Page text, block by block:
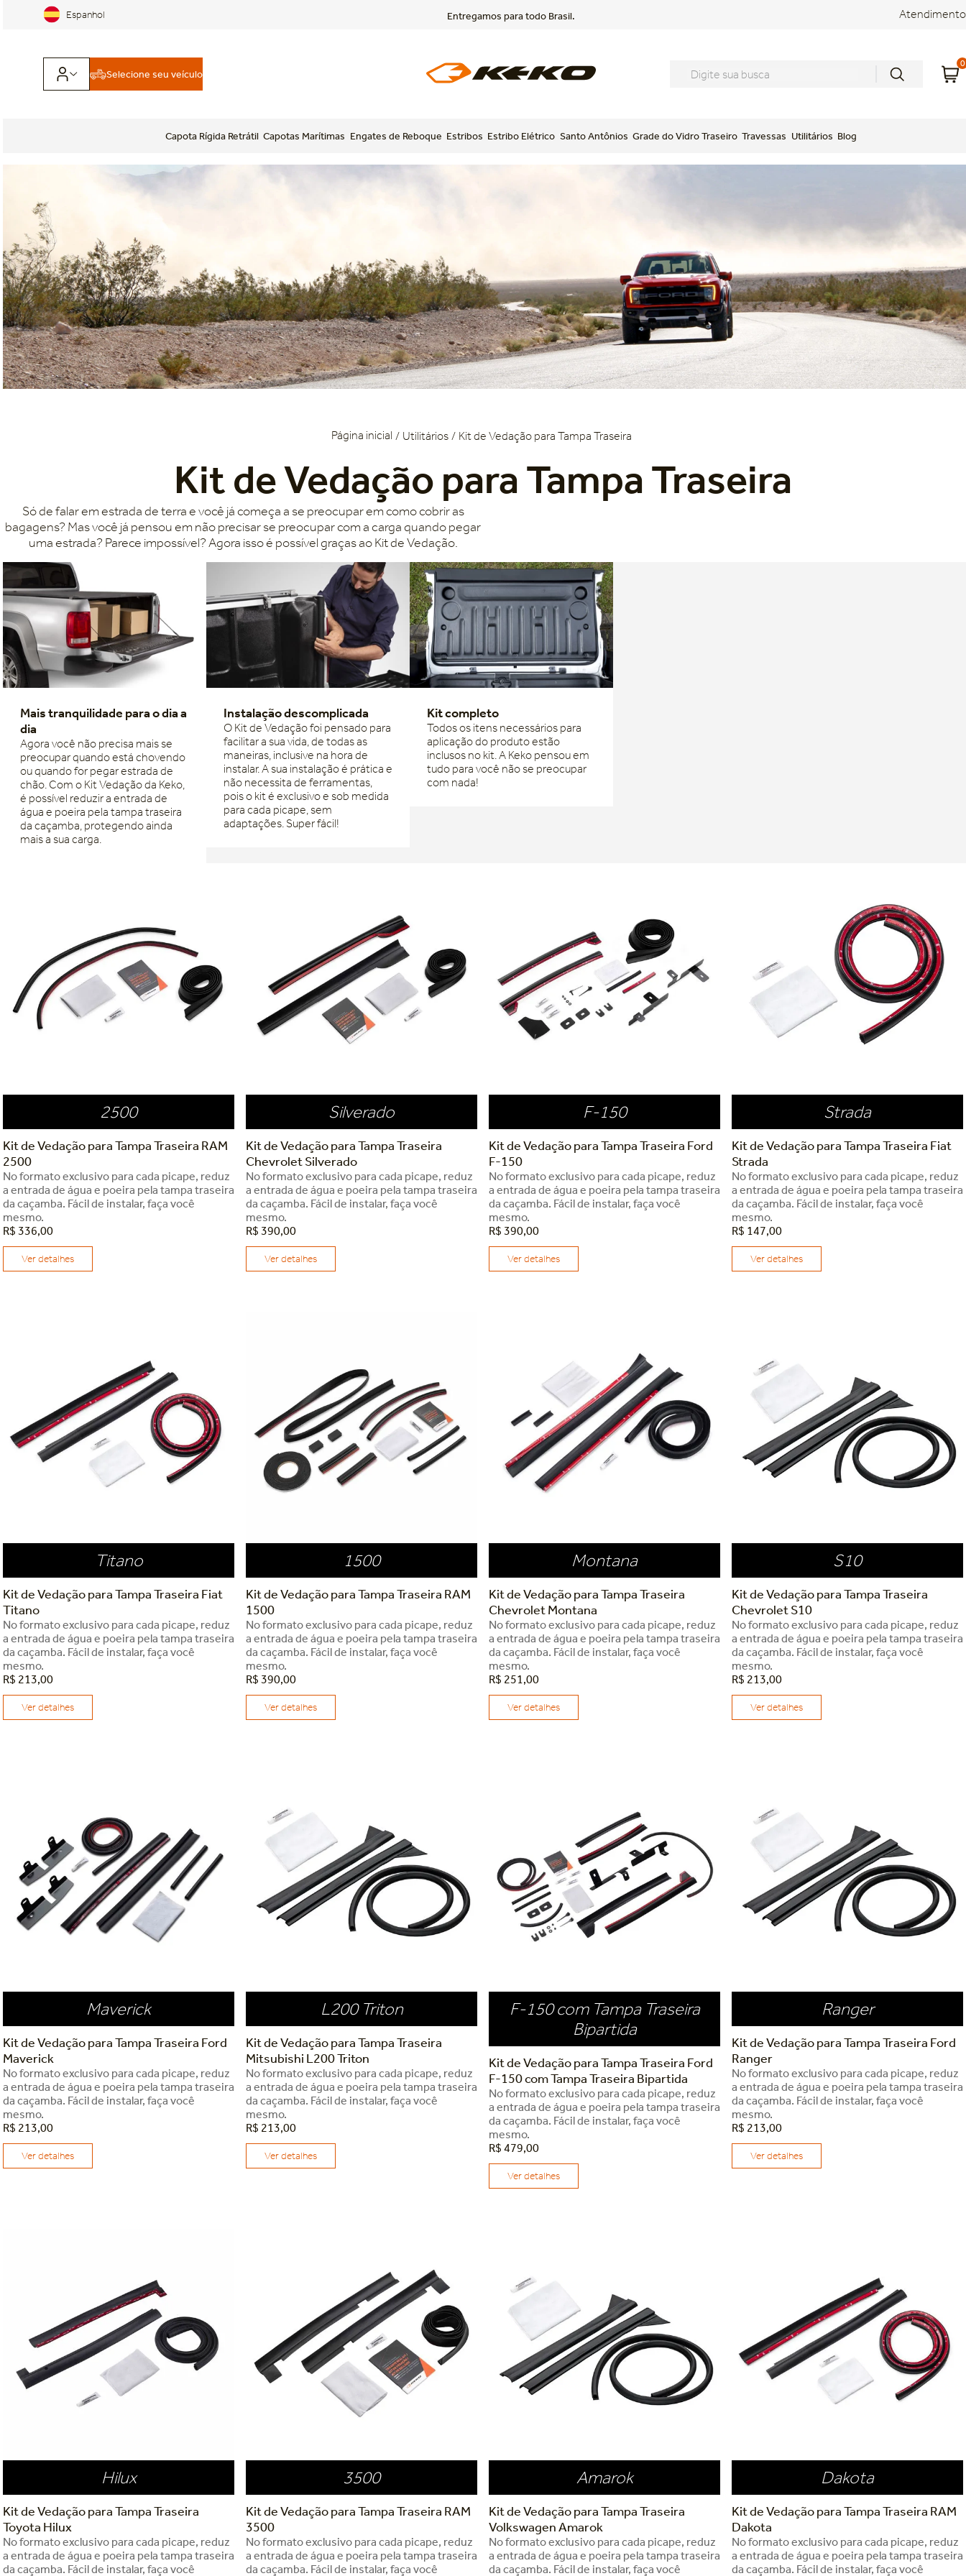
Entregamos para todo Brasil. Atendimento
Espanhol
Selecione seu veículo
0
Capota Rígida Retrátil Capotas Marítimas Engates de Reboque Estribos Estribo Elétrico Santo Antônios Grade do Vidro Traseiro Travessas Utilitários Blog
Utilitários Kit de Vedação para Tampa Traseira
Kit de Vedação para Tampa Traseira
Só de falar em estrada de terra e você já começa a se preocupar em como cobrir as
bagagens? Mas você já pensou em não precisar se preocupar com a carga quando pegar
uma estrada? Parece impossível? Agora isso é possível graças ao Kit de Vedação.
Mais tranquilidade para o dia a
dia
Agora você não precisa mais se
preocupar quando está chovendo
ou quando for pegar estrada de
chão. Com o Kit Vedação da Keko,
é possível reduzir a entrada de
água e poeira pela tampa traseira
da caçamba, protegendo ainda
mais a sua carga.
Instalação descomplicada
O Kit de Vedação foi pensado para
facilitar a sua vida, de todas as
maneiras, inclusive na hora de
instalar. A sua instalação é prática e
não necessita de ferramentas,
pois o kit é exclusivo e sob medida
para cada picape, sem
adaptações. Super fácil!
Kit completo
Todos os itens necessários para
aplicação do produto estão
inclusos no kit. A Keko pensou em
tudo para você não se preocupar
com nada!
2500
Kit de Vedação para Tampa Traseira RAM
2500
No formato exclusivo para cada picape, reduz
a entrada de água e poeira pela tampa traseira
da caçamba. Fácil de instalar, faça você
mesmo.
R$ 336,00
Ver detalhes
Silverado
Kit de Vedação para Tampa Traseira
Chevrolet Silverado
No formato exclusivo para cada picape, reduz
a entrada de água e poeira pela tampa traseira
da caçamba. Fácil de instalar, faça você
mesmo.
R$ 390,00
Ver detalhes
F-150
Kit de Vedação para Tampa Traseira Ford
F-150
No formato exclusivo para cada picape, reduz
a entrada de água e poeira pela tampa traseira
da caçamba. Fácil de instalar, faça você
mesmo.
R$ 390,00
Ver detalhes
Strada
Kit de Vedação para Tampa Traseira Fiat
Strada
No formato exclusivo para cada picape, reduz
a entrada de água e poeira pela tampa traseira
da caçamba. Fácil de instalar, faça você
mesmo.
R$ 147,00
Ver detalhes
Titano
Kit de Vedação para Tampa Traseira Fiat
Titano
No formato exclusivo para cada picape, reduz
a entrada de água e poeira pela tampa traseira
da caçamba. Fácil de instalar, faça você
mesmo.
R$ 213,00
Ver detalhes
1500
Kit de Vedação para Tampa Traseira RAM
1500
No formato exclusivo para cada picape, reduz
a entrada de água e poeira pela tampa traseira
da caçamba. Fácil de instalar, faça você
mesmo.
R$ 390,00
Ver detalhes
Montana
Kit de Vedação para Tampa Traseira
Chevrolet Montana
No formato exclusivo para cada picape, reduz
a entrada de água e poeira pela tampa traseira
da caçamba. Fácil de instalar, faça você
mesmo.
R$ 251,00
Ver detalhes
S10
Kit de Vedação para Tampa Traseira
Chevrolet S10
No formato exclusivo para cada picape, reduz
a entrada de água e poeira pela tampa traseira
da caçamba. Fácil de instalar, faça você
mesmo.
R$ 213,00
Ver detalhes
Maverick
Kit de Vedação para Tampa Traseira Ford
Maverick
No formato exclusivo para cada picape, reduz
a entrada de água e poeira pela tampa traseira
da caçamba. Fácil de instalar, faça você
mesmo.
R$ 213,00
Ver detalhes
L200 Triton
Kit de Vedação para Tampa Traseira
Mitsubishi L200 Triton
No formato exclusivo para cada picape, reduz
a entrada de água e poeira pela tampa traseira
da caçamba. Fácil de instalar, faça você
mesmo.
R$ 213,00
Ver detalhes
F-150 com Tampa Traseira
Bipartida
Kit de Vedação para Tampa Traseira Ford
F-150 com Tampa Traseira Bipartida
No formato exclusivo para cada picape, reduz
a entrada de água e poeira pela tampa traseira
da caçamba. Fácil de instalar, faça você
mesmo.
R$ 479,00
Ver detalhes
Ranger
Kit de Vedação para Tampa Traseira Ford
Ranger
No formato exclusivo para cada picape, reduz
a entrada de água e poeira pela tampa traseira
da caçamba. Fácil de instalar, faça você
mesmo.
R$ 213,00
Ver detalhes
Hilux
Kit de Vedação para Tampa Traseira
Toyota Hilux
No formato exclusivo para cada picape, reduz
a entrada de água e poeira pela tampa traseira
da caçamba. Fácil de instalar, faça você
3500
Kit de Vedação para Tampa Traseira RAM
3500
No formato exclusivo para cada picape, reduz
a entrada de água e poeira pela tampa traseira
da caçamba. Fácil de instalar, faça você
Amarok
Kit de Vedação para Tampa Traseira
Volkswagen Amarok
No formato exclusivo para cada picape, reduz
a entrada de água e poeira pela tampa traseira
da caçamba. Fácil de instalar, faça você
Dakota
Kit de Vedação para Tampa Traseira RAM
Dakota
No formato exclusivo para cada picape, reduz
a entrada de água e poeira pela tampa traseira
da caçamba. Fácil de instalar, faça você